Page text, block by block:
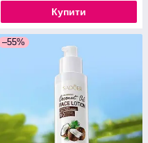
Купити
–55%